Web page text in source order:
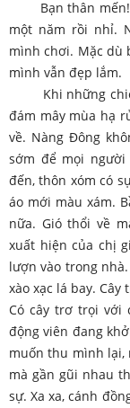
Bạn thân mến!
một năm rồi nhỉ.
mình chơi. Mặc dù
mình vẫn đẹp lắm.
Khi những chiếc
đám mây mùa hạ
về. Nàng Đông
sớm để mọi
đến, thôn xóm có
áo mới màu xám.
nữa. Gió thổi về
xuất hiện của chị
lượn vào trong
xào xạc lá bay.
Có cây trơ trọi với
động viên đang
muốn thu mình lại,
mà gần gũi nhau
sự. Xa xa, cánh